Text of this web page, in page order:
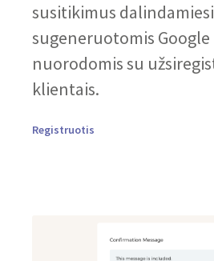
susitikimus
sugeneruotomis Google
nuorodomis su
klientais.
Registruotis